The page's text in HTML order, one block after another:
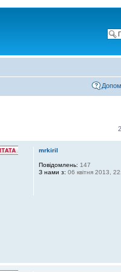
mrkiril
Повідомлень: 147
З нами з: 06 квітня 2013,